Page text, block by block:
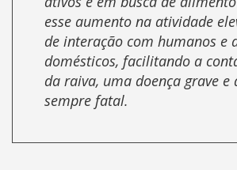
esse aumento na atividade
de interação com humanos e
domésticos, facilitando a
da raiva, uma doença grave e
sempre fatal.